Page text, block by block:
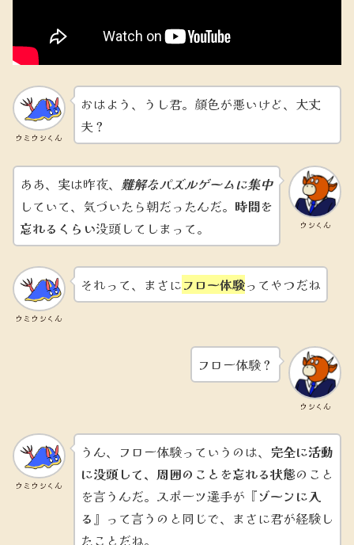
ウミウシくん
おはよう、うし君。顔色が悪いけど、大丈
夫？
ウシくん
ああ、実は昨夜、 難解なパズルゲームに集中
していて、気づいたら朝だったんだ。 時間を
忘れるくらい没頭してしまって。
ウミウシくん
それって、まさにフロー体験ってやつだね
ウシくん
フロー体験？
ウミウシくん
うん、フロー体験っていうのは、 完全に活動
に没頭して、周囲のことを忘れる状態のこと
を言うんだ。スポーツ選手が『ゾーンに入
る』って言うのと同じで、まさに君が経験し
たことだね。